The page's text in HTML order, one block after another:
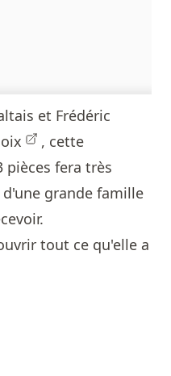
et Frédéric
, cette
pièces fera très
grande famille
tout ce qu'elle a